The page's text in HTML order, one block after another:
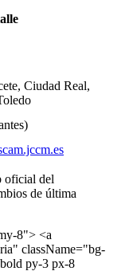
Ciudad Real,
oficial del
de última
8"> <a
className="bg-
py-3 px-8